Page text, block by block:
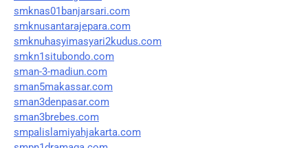
smknas01banjarsari.com
smknusantarajepara.com
smknuhasyimasyari2kudus.com
smkn1situbondo.com
sman-3-madiun.com
sman5makassar.com
sman3denpasar.com
sman3brebes.com
smpalislamiyahjakarta.com